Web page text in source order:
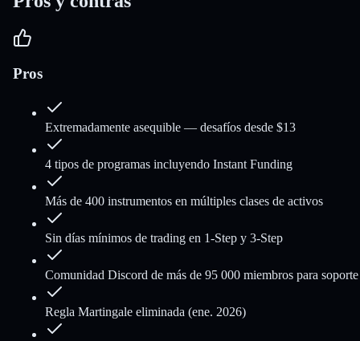
Pros
Extremadamente asequible — desafíos desde $13
4 tipos de programas incluyendo Instant Funding
Más de 400 instrumentos en múltiples clases de activos
Sin días mínimos de trading en 1-Step y 3-Step
Comunidad Discord de más de 95 000 miembros para soporte
Regla Martingale eliminada (ene. 2026)